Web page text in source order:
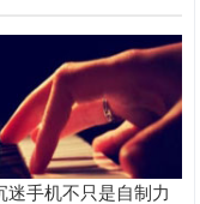
迷手机不只是自制力